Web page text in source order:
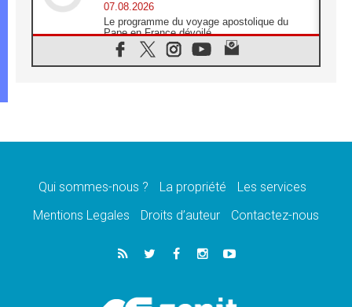
07.08.2026
Le programme du voyage apostolique du
Pape en France dévoilé
07.08.2026
1ère Conférence continentale sur l'éducation
07.08.2026
07.08.2026
lancement des «dix jours de prière pour la
06.08.2026
Préparatifs des JMJ 2027 à Séoul: «c'est
Qui sommes-nous ? La propriété
Les services
Mentions Legales
Droits d’auteur Contactez-nous